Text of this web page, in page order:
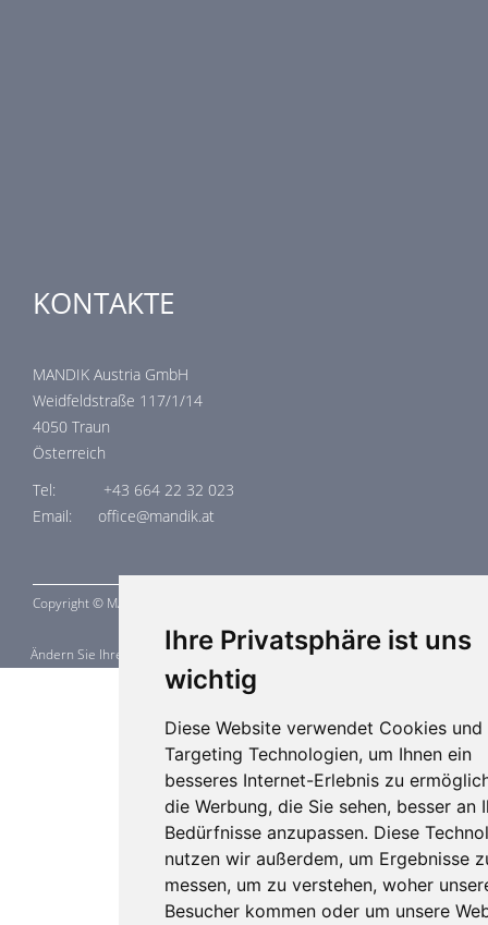
Ihre Privatsphäre ist uns
wichtig
Diese Website verwendet Cookies und
Targeting Technologien, um Ihnen ein
besseres Internet-Erlebnis zu
die Werbung, die Sie sehen, besser an
Bedürfnisse anzupassen. Diese
nutzen wir außerdem, um Ergebnisse
messen, um zu verstehen, woher
Besucher kommen oder um unsere
KONTAKTE
MANDIK Austria GmbH
Weidfeldstraße 117/1/14
4050 Traun
Österreich
Tel: +43 664 22 32 023
Email: office@mandik.at
Copyright © MANDÍK,
Ändern Sie Ihre Cookie-Einstellungen